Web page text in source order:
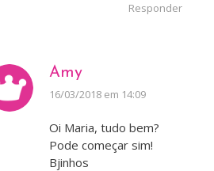
Responder
Amy
disse:
16/03/2018 em 14:09
Oi Maria, tudo bem?
Pode começar sim!
Bjinhos